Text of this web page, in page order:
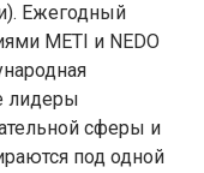
Ежегодный
METI и NEDO
лидеры
сферы и
под одной